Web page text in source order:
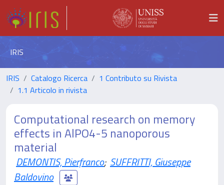
IRIS
IRIS Catalogo Ricerca
1 Contributo su Rivista
1.1 Articolo in rivista
Computational research on memory
effects in AlPO4-5 nanoporous
material
DEMONTIS, Pierfranco; SUFFRITTI, Giuseppe
Baldovino